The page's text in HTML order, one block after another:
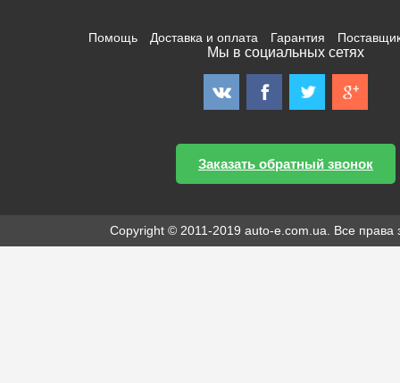
Помощь Доставка и оплата Гарантия
Мы в социальных сетях
Заказать обратный звонок
Copyright © 2011-2019 auto-e.com.ua. Все